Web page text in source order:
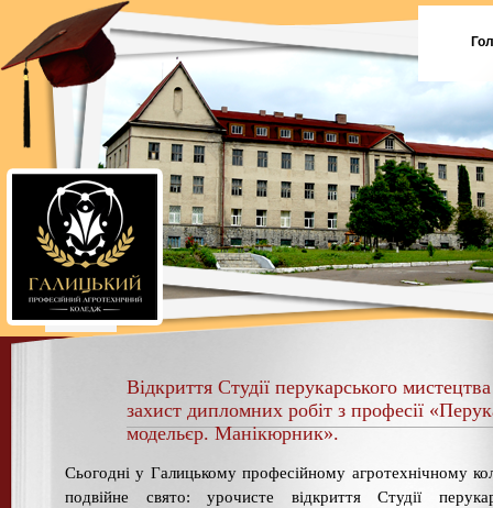
Відкриття Студії перукарського
захист дипломних робіт з професії
модельєр. Манікюрник».
Сьогодні у Галицькому професійному агротехнічному
подвійне свято: урочисте відкриття Студії